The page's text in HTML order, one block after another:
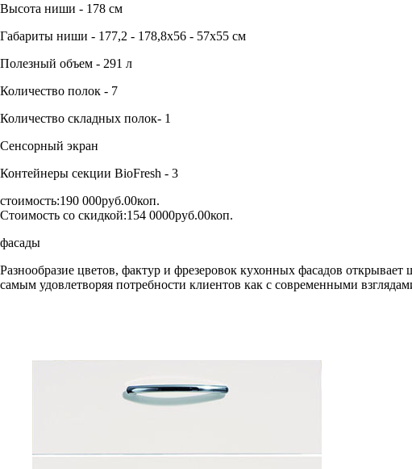
Высота ниши - 178 см
Габариты ниши - 177,2 - 178,8х56 - 57х55 см
Полезный объем - 291 л
Количество полок - 7
Количество складных полок- 1
Сенсорный экран
Контейнеры секции BioFresh - 3
стоимость:190 000руб.00коп.
Стоимость со скидкой:154 0000руб.00коп.
фасады
Разнообразие цветов, фактур и фрезеровок кухонных фасадов
самым удовлетворяя потребности клиентов как с современными